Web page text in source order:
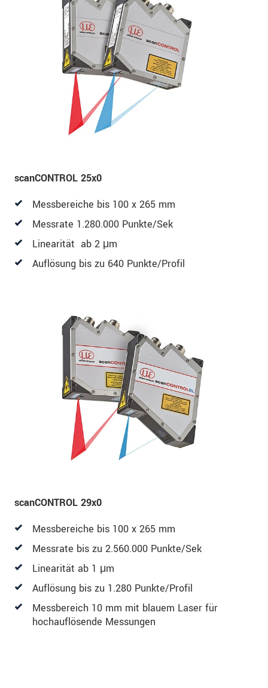
scanCONTROL 25x0
Messbereiche bis 100 x 265 mm
Messrate 1.280.000 Punkte/Sek
Linearität ab 2 μm
Auflösung bis zu 640 Punkte/Profil
scanCONTROL 29x0
Messbereiche bis 100 x 265 mm
Messrate bis zu 2.560.000 Punkte/Sek
Linearität ab 1 μm
Auflösung bis zu 1.280 Punkte/Profil
Messbereich 10 mm mit blauem Laser für
hochauflösende Messungen